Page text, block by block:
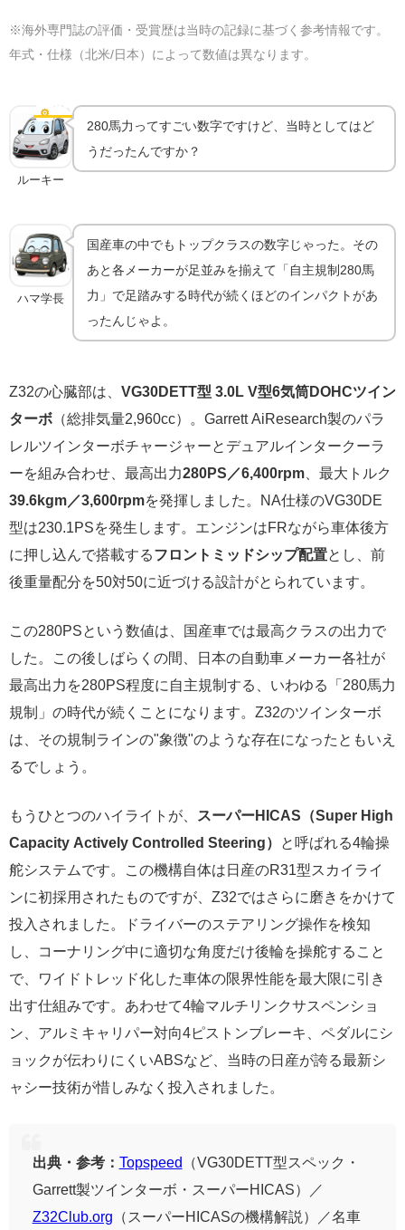
※海外専門誌の評価・受賞歴は当時の記録に基づく参考情報です。
年式・仕様（北米/日本）によって数値は異なります。
⚙️ メカニズム
VG30DETTとスーパーHICAS｜先進メカニズムの塊
ルーキー
280馬力ってすごい数字ですけど、当時としてはど
うだったんですか？
ハマ学長
国産車の中でもトップクラスの数字じゃった。その
あと各メーカーが足並みを揃えて「自主規制280馬
力」で足踏みする時代が続くほどのインパクトがあ
ったんじゃよ。
Z32の心臓部は、 VG30DETT型 3.0L V型6気筒DOHCツイン
ターボ （総排気量2,960cc）。Garrett AiResearch製のパラ
レルツインターボチャージャーとデュアルインタークーラ
ーを組み合わせ、最高出力280PS／6,400rpm 、最大トルク
39.6kgm／3,600rpmを発揮しました。NA仕様のVG30DE
型は230.1PSを発生します。エンジンはFRながら車体後方
に押し込んで搭載するフロントミッドシップ配置とし、前
後重量配分を50対50に近づける設計がとられています。
この280PSという数値は、国産車では最高クラスの出力で
した。この後しばらくの間、日本の自動車メーカー各社が
最高出力を280PS程度に自主規制する、いわゆる「280馬力
規制」の時代が続くことになります。Z32のツインターボ
は、その規制ラインの"象徴"のような存在になったともいえ
るでしょう。
もうひとつのハイライトが、
スーパーHICAS（Super High
Capacity Actively Controlled Steering）
と呼ばれる4輪操
舵システムです。この機構自体は日産のR31型スカイライ
ンに初採用されたものですが、Z32ではさらに磨きをかけて
投入されました。ドライバーのステアリング操作を検知
し、コーナリング中に適切な角度だけ後輪を操舵すること
で、ワイドトレッド化した車体の限界性能を最大限に引き
出す仕組みです。あわせて4輪マルチリンクサスペンショ
ン、アルミキャリパー対向4ピストンブレーキ、ペダルにシ
ョックが伝わりにくいABSなど、当時の日産が誇る最新シ
ャシー技術が惜しみなく投入されました。
出典・参考： Topspeed （VG30DETT型スペック・
Garrett製ツインターボ・スーパーHICAS）／
Z32Club.org （スーパーHICASの機構解説）／名車